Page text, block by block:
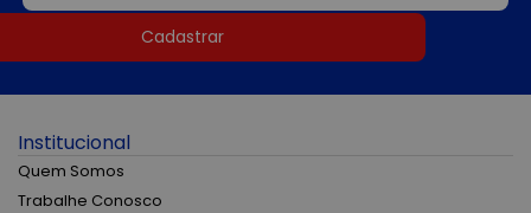
Cadastrar
Institucional
Quem Somos
Trabalhe Conosco